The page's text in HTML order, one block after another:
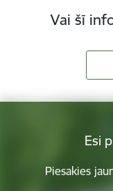
Vai šī
Esi
Piesakies